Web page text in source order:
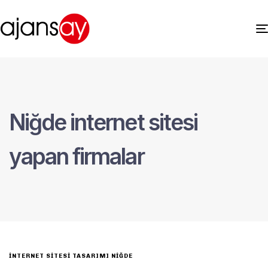
Niğde internet sitesi
yapan firmalar
INTERNET SITESI TASARIMI NIĞDE